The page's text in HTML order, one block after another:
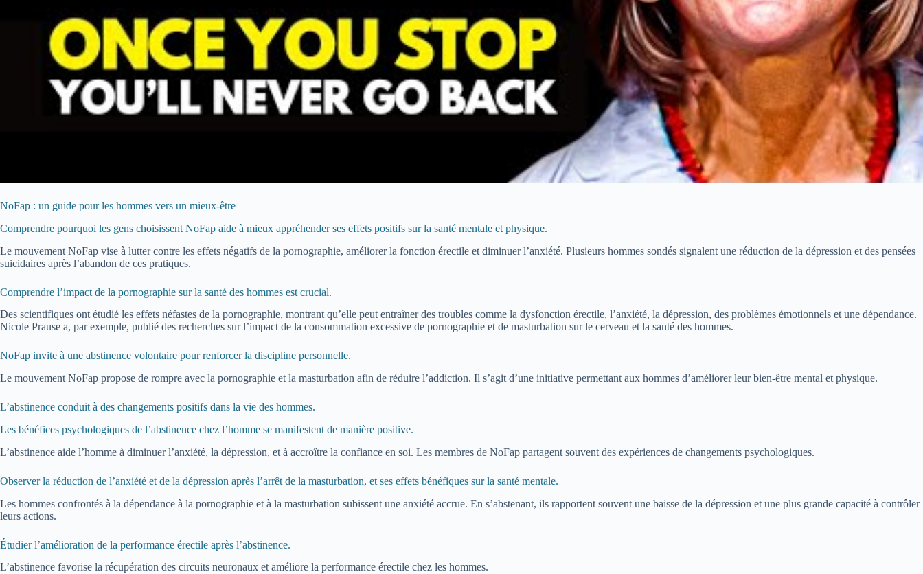
NoFap : un guide pour les hommes vers un mieux-être
Comprendre pourquoi les gens choisissent NoFap aide à mieux appréhender ses effets positifs sur la santé mentale et physique.
Le mouvement NoFap vise à lutter contre les effets négatifs de la pornographie, améliorer la fonction érectile et diminuer l’anxiété. Plusieurs hommes sondés signalent une réduction de la dépression et des pensées
suicidaires après l’abandon de ces pratiques.
Comprendre l’impact de la pornographie sur la santé des hommes est crucial.
Des scientifiques ont étudié les effets néfastes de la pornographie, montrant qu’elle peut entraîner des troubles comme la dysfonction érectile, l’anxiété, la dépression, des problèmes émotionnels et une dépendance.
Nicole Prause a, par exemple, publié des recherches sur l’impact de la consommation excessive de pornographie et de masturbation sur le cerveau et la santé des hommes.
NoFap invite à une abstinence volontaire pour renforcer la discipline personnelle.
Le mouvement NoFap propose de rompre avec la pornographie et la masturbation afin de réduire l’addiction. Il s’agit d’une initiative permettant aux hommes d’améliorer leur bien-être mental et physique.
L’abstinence conduit à des changements positifs dans la vie des hommes.
Les bénéfices psychologiques de l’abstinence chez l’homme se manifestent de manière positive.
L’abstinence aide l’homme à diminuer l’anxiété, la dépression, et à accroître la confiance en soi. Les membres de NoFap partagent souvent des expériences de changements psychologiques.
Observer la réduction de l’anxiété et de la dépression après l’arrêt de la masturbation, et ses effets bénéfiques sur la santé mentale.
Les hommes confrontés à la dépendance à la pornographie et à la masturbation subissent une anxiété accrue. En s’abstenant, ils rapportent souvent une baisse de la dépression et une plus grande capacité à contrôler
leurs actions.
Étudier l’amélioration de la performance érectile après l’abstinence.
L’abstinence favorise la récupération des circuits neuronaux et améliore la performance érectile chez les hommes.